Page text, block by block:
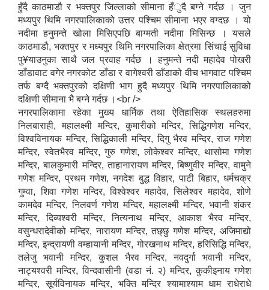
हुँदै काठमाडौ र भक्तपुर जिल्लाको सीमाना हँुदै बग्ने गर्दछ । जुन
मध्यपुर थिमि नगरपालिकाको उत्तर पश्चिम सीमाना भएर वग्दछ । यो
नदीमा हनुमन्ते खोला मिसिएपछि बाग्मती नदीमा मिसिन्छ । यसले
काठमाडौ, भक्तपुर र मध्यपुर थिमि नगरपालिका क्षेत्रमा सिंचाई सुविधा
पु¥याउनुका साथै जल प्रवाह गर्दछ । हनुमन्ते नदी महादेव पोखरी
डाँडावाट वगेर नगरकोट डाँडा र वागेश्वरी डाँडाको वीच भागवाट पश्चिम
तर्फ बग्दै भक्तपुरको दक्षिणी भाग हुदै मध्यपुर थिमि नगरपालिकाको
दक्षिणी सीमाना भै बग्ने गर्दछ ।<br />
नगरपालिकामा रहेका मुख्य धार्मिक तथा ऐतिहासिक स्थलहरुमा
निलबाराही, महालक्ष्मी मन्दिर, कुमारीको मन्दिर, सिद्धिगणेश मन्दिर,
विश्वविनायक मन्दिर, सिद्धिकाली मन्दिर, दिगु भैरव मन्दिर, राज गणेश
मन्दिर, स्वेतभैरव मन्दिर, गुरु गणेश, लोकेश्वर मन्दिर, थासोमा गणेश
मन्दिर, बालकुमारी मन्दिर, ताहानारायण मन्दिर, बिष्णुवीर मन्दिर, वामुने
गणेश मन्दिर, प्रथम गणेश, नगदेश बुद्ध विहार, पाटी बिहार, धर्मचक्र
गुम्वा, शिवा गणेश मन्दिर, विश्वेश्वर महादेव, सिलेश्वर महादेव, शोणे
कामदेव मन्दिर, निलवर्ण गणेश मन्दिर, महालक्ष्मी मन्दिर, भवानी शंकर
मन्दिर, दिव्यश्वरी मन्दिर, नित्यनाथ मन्दिर, आकाश भैरव मन्दिर,
वसुन्धरादेवीको मन्दिर, नारायण मन्दिर, तछ्छु गणेश मन्दिर, अजिमाद्यो
मन्दिर, इन्द्रायणी वम्हायानी मन्दिर, गोरखनाथ मन्दिर, हरिसिद्धि मन्दिर,
तलेजु भवानी मन्दिर, कुशल भैरव मन्दिर, नवदुर्गा भवानी मन्दिर,
नाट्यश्वरी मन्दिर, विन्दवासीनी (वडा नं. २) मन्दिर, कुकीइनाय गणेश
मन्दिर, सूर्यविनायक मन्दिर, भक्ति मन्दिर श्यामाश्याम धाम राधेराधे